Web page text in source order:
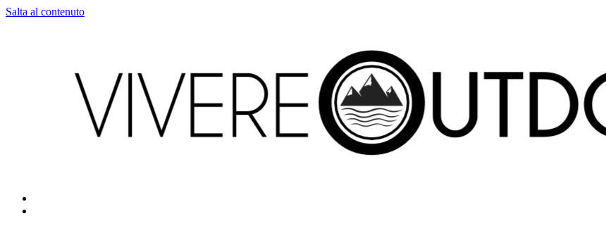
Salta al contenuto
Make every day an adventure